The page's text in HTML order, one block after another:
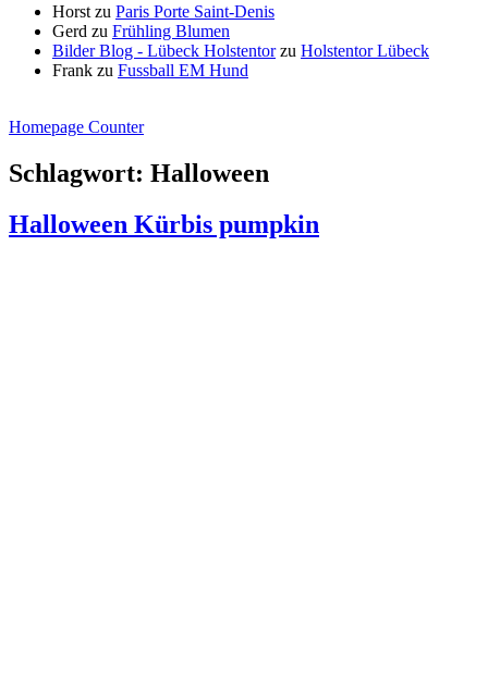
Horst zu Paris Porte Saint-Denis
Gerd zu Frühling Blumen
Bilder Blog - Lübeck Holstentorzu Holstentor Lübeck
Frank zu Fussball EM Hund
Homepage Counter
Schlagwort: Halloween
Halloween Kürbis pumpkin